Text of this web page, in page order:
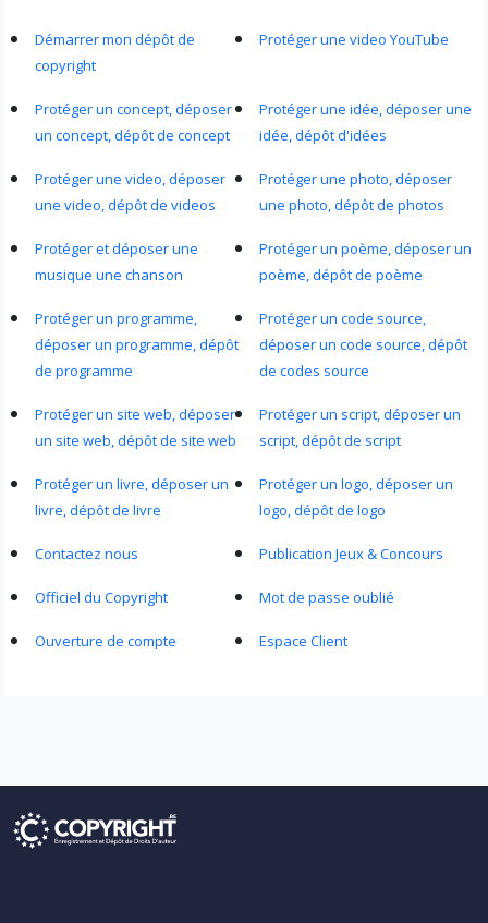
Démarrer mon dépôt de
copyright
Protéger une video YouTube
Protéger un concept, déposer
un concept, dépôt de concept
Protéger une idée, déposer une
idée, dépôt d'idées
Protéger une video, déposer
une video, dépôt de videos
Protéger une photo, déposer
une photo, dépôt de photos
Protéger et déposer une
musique une chanson
Protéger un poème, déposer un
poème, dépôt de poème
Protéger un programme,
déposer un programme, dépôt
de programme
Protéger un code source,
déposer un code source, dépôt
de codes source
Protéger un site web, déposer
un site web, dépôt de site web
Protéger un script, déposer un
script, dépôt de script
Protéger un livre, déposer un
livre, dépôt de livre
Protéger un logo, déposer un
logo, dépôt de logo
Contactez nous Publication Jeux & Concours
Officiel du Copyright Mot de passe oublié
Ouverture de compte Espace Client